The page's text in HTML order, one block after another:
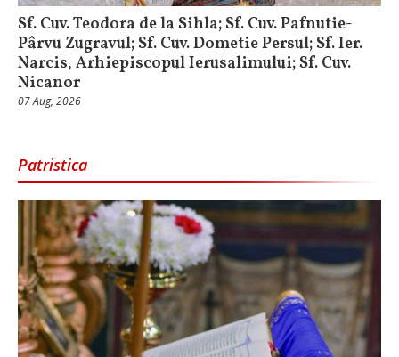
Sf. Cuv. Teodora de la Sihla; Sf. Cuv. Pafnutie-
Pârvu Zugravul; Sf. Cuv. Dometie Persul; Sf. Ier.
Narcis, Arhiepiscopul Ierusalimului; Sf. Cuv.
Nicanor
07 Aug, 2026
Patristica